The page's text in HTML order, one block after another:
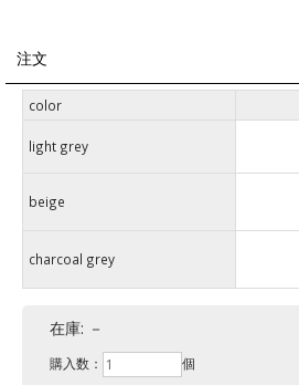
注文
color
light grey
beige
charcoal grey
在庫: －
購入数： 個